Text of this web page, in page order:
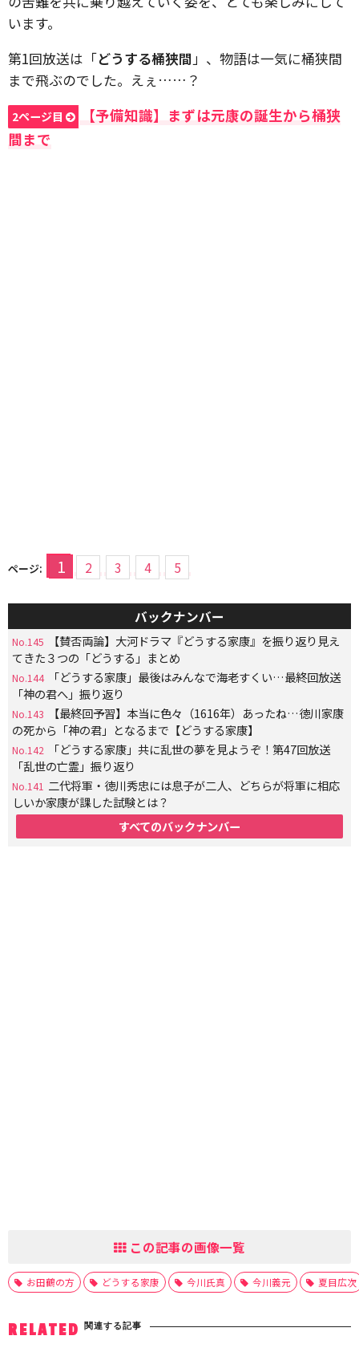
います。
第1回放送は「どうする桶狭間 」、物語は一気に桶狭間
まで飛ぶのでした。えぇ……？
2ページ目
【予備知識】まずは元康の誕生から桶狭
間まで
ページ: 1 2 3 4 5
バックナンバー
No.145
【賛否両論】大河ドラマ『どうする家康』を振り返り見え
てきた３つの「どうする」まとめ
No.144
「どうする家康」最後はみんなで海老すくい…最終回放送
「神の君へ」振り返り
No.143
【最終回予習】本当に色々（1616年）あったね…徳川家康
の死から「神の君」となるまで【どうする家康】
No.142
「どうする家康」共に乱世の夢を見ようぞ！第47回放送
「乱世の亡霊」振り返り
No.141 二代将軍・徳川秀忠には息子が二人、どちらが将軍に相応
しいか家康が課した試験とは？
すべてのバックナンバー
この記事の画像一覧
お田鶴の方 どうする家康 今川氏真 今川義元 夏目広次
RELATED 関連する記事